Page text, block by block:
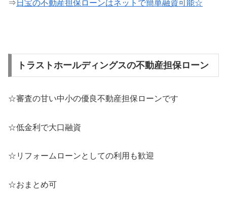
⇒ 日宝の不動産担保ローンはネットで簡単融資可能☆
トラストホールディングスの不動産担保ローン
☆審査の甘い中小の優良不動産担保ローンです
☆低金利で大口融資
☆リフォームローンとしての利用も歓迎
☆おまとめ可